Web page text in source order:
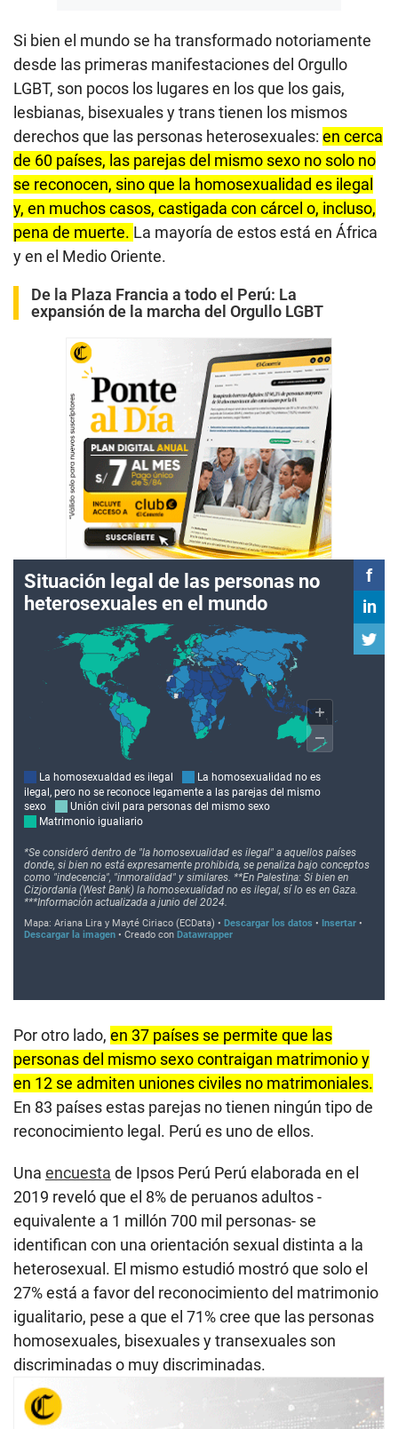
Si bien el mundo se ha transformado notoriamente
desde las primeras manifestaciones del Orgullo
LGBT, son pocos los lugares en los que los gais,
lesbianas, bisexuales y trans tienen los mismos
derechos que las personas heterosexuales: en cerca
de 60 países, las parejas del mismo sexo no solo no
se reconocen, sino que la homosexualidad es ilegal
y, en muchos casos, castigada con cárcel o, incluso,
pena de muerte. La mayoría de estos está en África
y en el Medio Oriente.
De la Plaza Francia a todo el Perú: La
expansión de la marcha del Orgullo LGBT
Por otro lado, en 37 países se permite que las
personas del mismo sexo contraigan matrimonio y
en 12 se admiten uniones civiles no matrimoniales.
En 83 países estas parejas no tienen ningún tipo de
reconocimiento legal. Perú es uno de ellos.
Una encuesta de Ipsos Perú Perú elaborada en el
2019 reveló que el 8% de peruanos adultos -
equivalente a 1 millón 700 mil personas- se
identifican con una orientación sexual distinta a la
heterosexual. El mismo estudió mostró que solo el
27% está a favor del reconocimiento del matrimonio
igualitario, pese a que el 71% cree que las personas
homosexuales, bisexuales y transexuales son
discriminadas o muy discriminadas.